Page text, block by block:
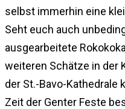
selbst immerhin eine
Seht euch auch
ausgearbeitete
weiteren Schätze in der
der St.-Bavo-Kathedrale
Zeit der Genter Feste